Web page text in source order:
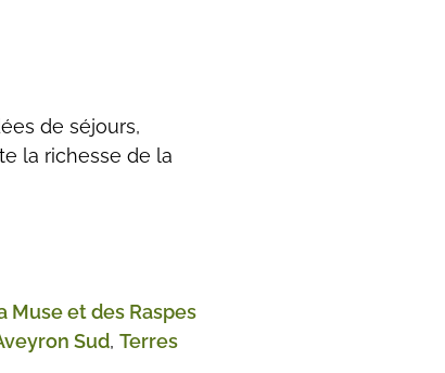
de séjours,
la richesse de la
Muse et des Raspes
Sud, Terres